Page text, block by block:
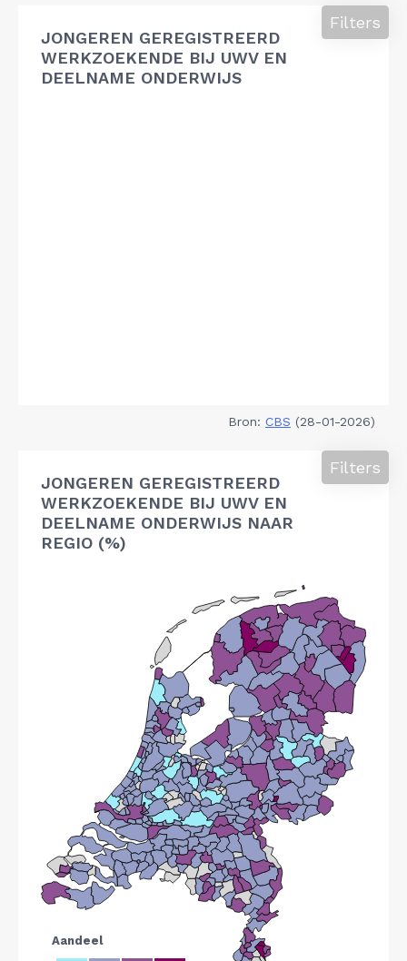
JONGEREN GEREGISTREERD
WERKZOEKENDE BIJ UWV EN
DEELNAME ONDERWIJS
Filters
Bron: CBS (28-01-2026)
JONGEREN GEREGISTREERD
WERKZOEKENDE BIJ UWV EN
DEELNAME ONDERWIJS NAAR
REGIO (%)
Filters